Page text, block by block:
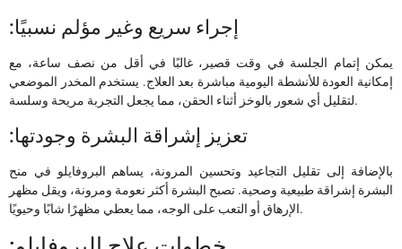
:إجراء سريع وغير مؤلم نسبيًا
يمكن إتمام الجلسة في وقت قصير، غالبًا في أقل من نصف ساعة، مع
إمكانية العودة للأنشطة اليومية مباشرة بعد العلاج. يستخدم المخدر الموضعي
لتقليل أي شعور بالوخز أثناء الحقن، مما يجعل التجربة مريحة وسلسة.
:تعزيز إشراقة البشرة وجودتها
بالإضافة إلى تقليل التجاعيد وتحسين المرونة، يساهم البروفايلو في منح
البشرة إشراقة طبيعية وصحية. تصبح البشرة أكثر نعومة ومرونة، ويقل مظهر
الإرهاق أو التعب على الوجه، مما يعطي مظهرًا شابًا وحيويًا.